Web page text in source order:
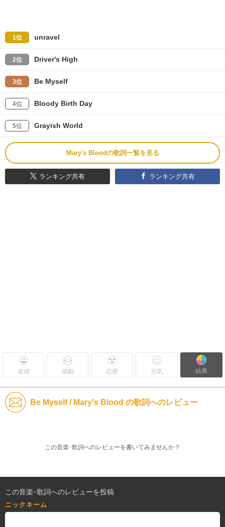
1位 unravel
2位 Driver's High
3位 Be Myself
4位 Bloody Birth Day
5位 Grayish World
Mary's Bloodの歌詞一覧を見る
ランキング共有 ランキング共有
友情 感動 恋愛 元気 結果
Be Myself / Mary's Blood の歌詞へのレビュー
この音楽･歌詞へのレビューを書いてみませんか？
この音楽･歌詞へのレビューを投稿
ニックネーム